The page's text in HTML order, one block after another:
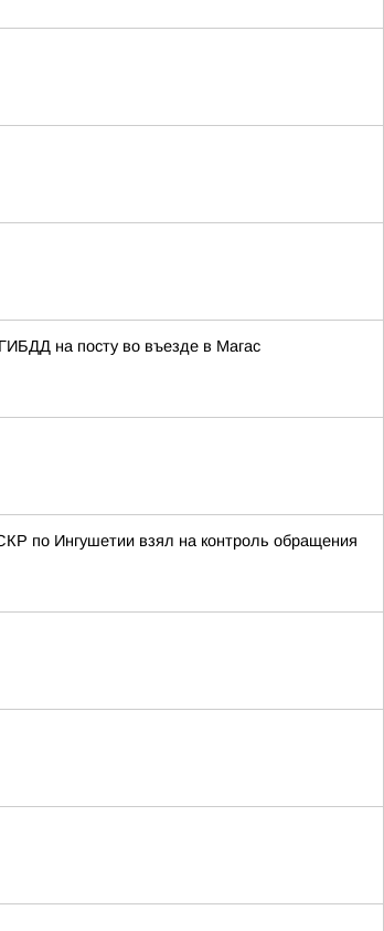
на посту во въезде в Магас
по Ингушетии взял на контроль обращения